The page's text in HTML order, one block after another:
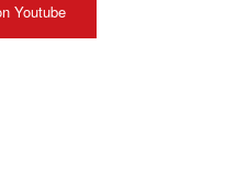
Youtube